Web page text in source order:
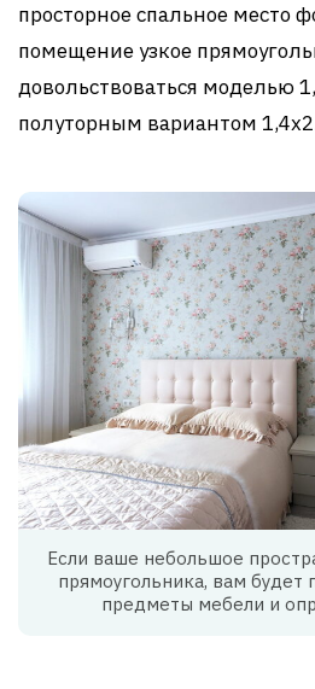
просторное спальное место
помещение узкое
довольствоваться моделью
полуторным вариантом
Если ваше небольшое
прямоугольника, вам будет
предметы мебели и